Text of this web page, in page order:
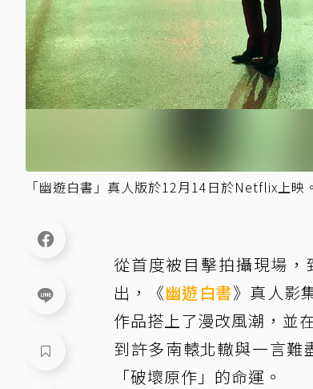
「幽遊白書」真人版於12月14日於Netflix上
從首度被目擊拍攝現場，
出，《幽遊白書》真人影
作品搭上了漫改風潮，並
到許多南轅北轍與一言難
「破壞原作」的命運。